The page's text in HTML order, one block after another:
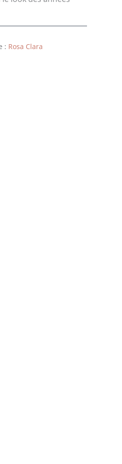
: Rosa Clara